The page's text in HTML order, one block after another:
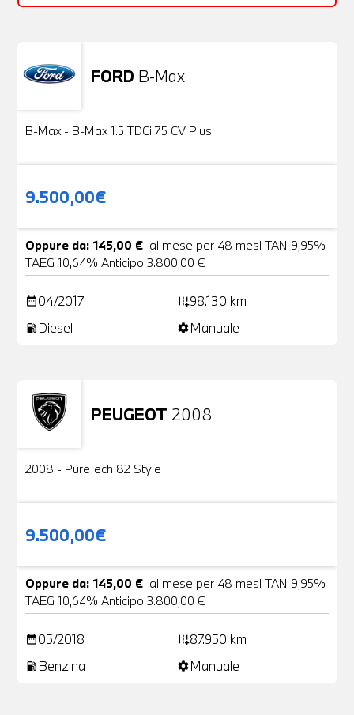
FORD B-Max
B-Max - B-Max 1.5 TDCi 75 CV Plus
9.500,00€
Oppure da: 145,00 € al mese per 48 mesi TAN 9,95%
TAEG 10,64% Anticipo 3.800,00 €
date_range04/2017 add_road98.130 km
local_gas_station Diesel settingsManuale
PEUGEOT 2008
Usato
2008 - PureTech 82 Style
9.500,00€
Oppure da: 145,00 € al mese per 48 mesi TAN 9,95%
TAEG 10,64% Anticipo 3.800,00 €
date_range05/2018 add_road87.950 km
local_gas_station Benzina settingsManuale